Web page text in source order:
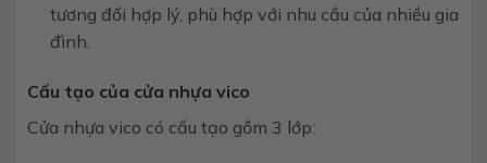
tương đối hợp lý, phù hợp với nhu cầu của nhiều gia
đình.
Cấu tạo của cửa nhựa vico
Cửa nhựa vico có cấu tạo gồm 3 lớp: